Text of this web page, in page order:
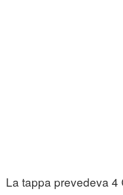
La tappa prevedeva 4